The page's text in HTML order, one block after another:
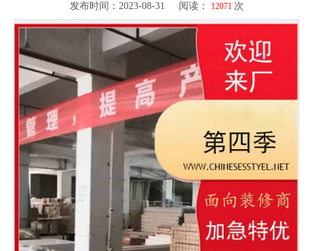
发布时间：2023-08-31 阅读： 12071 次